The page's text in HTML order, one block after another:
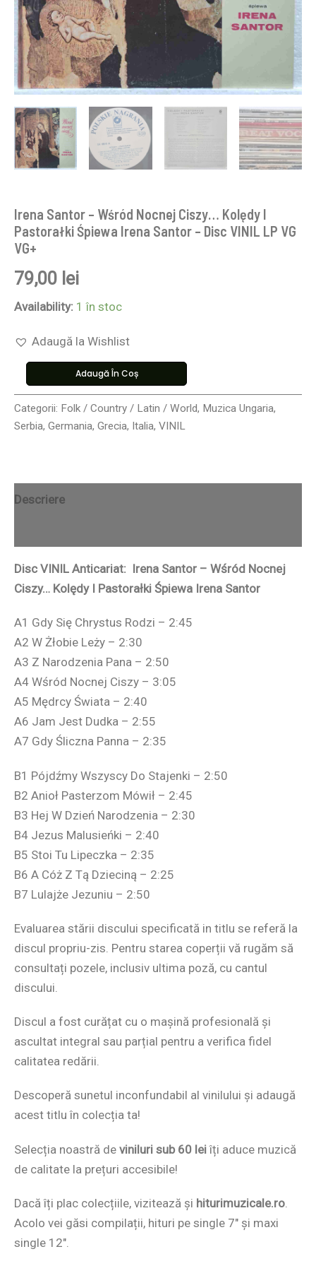
Irena Santor ‎– Wśród Nocnej Ciszy… Kolędy I
Pastorałki Śpiewa Irena Santor – Disc VINIL LP VG
VG+
79,00 lei
Availability: 1 în stoc
Adaugă la Wishlist
Disc
VINIL
LP
VG
VG+
Adaugă În Coș
Categorii: Folk / Country / Latin / World, Muzica Ungaria,
Serbia, Germania, Grecia, Italia, VINIL
Descriere
Disc VINIL Anticariat: Irena Santor ‎– Wśród Nocnej
Ciszy… Kolędy I Pastorałki Śpiewa Irena Santor
A1 Gdy Się Chrystus Rodzi – 2:45
A2 W Żłobie Leży – 2:30
A3 Z Narodzenia Pana – 2:50
A4 Wśród Nocnej Ciszy – 3:05
A5 Mędrcy Świata – 2:40
A6 Jam Jest Dudka – 2:55
A7 Gdy Śliczna Panna – 2:35
B1 Pójdźmy Wszyscy Do Stajenki – 2:50
B2 Anioł Pasterzom Mówił – 2:45
B3 Hej W Dzień Narodzenia – 2:30
B4 Jezus Malusieńki – 2:40
B5 Stoi Tu Lipeczka – 2:35
B6 A Cóż Z Tą Dzieciną – 2:25
B7 Lulajże Jezuniu – 2:50
Evaluarea stării discului specificată in titlu se referă la
discul propriu-zis. Pentru starea coperții vă rugăm să
consultați pozele, inclusiv ultima poză, cu cantul
discului.
Discul a fost curățat cu o mașină profesională și
ascultat integral sau parțial pentru a verifica fidel
calitatea redării.
Descoperă sunetul inconfundabil al vinilului și adaugă
acest titlu în colecția ta!
Selecția noastră de viniluri sub 60 leiîți aduce muzică
de calitate la prețuri accesibile!
Dacă îți plac colecțiile, vizitează și hiturimuzicale.ro
Acolo vei găsi compilații, hituri pe single 7″ și maxi
single 12″.